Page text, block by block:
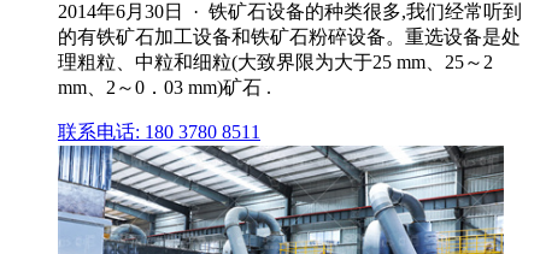
2014年6月30日 · 铁矿石设备的种类很多,我们经常听到
的有铁矿石加工设备和铁矿石粉碎设备。重选设备是处
理粗粒、中粒和细粒(大致界限为大于25 mm、25～2
mm、2～0．03 mm)矿石 .
联系电话: 180 3780 8511